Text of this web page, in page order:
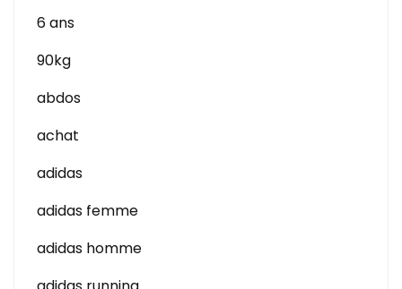
6 ans
90kg
abdos
achat
adidas
adidas femme
adidas homme